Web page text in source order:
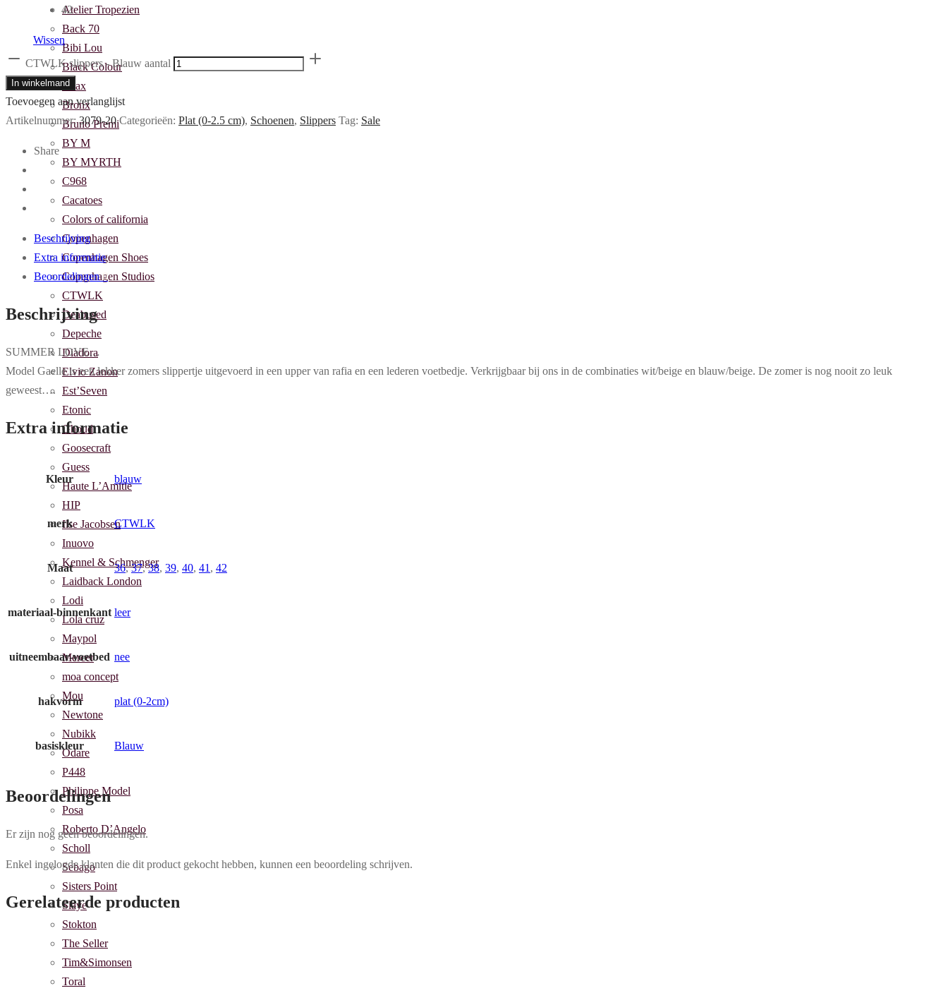
Atelier Tropezien
Back 70
Bibi Lou
Black Colour
Boax
Bronx
Bruno Premi
BY M
BY MYRTH
C968
Cacatoes
Colors of california
Copenhagen
Copenhagen Shoes
Copenhagen Studios
CTWLK
Deabused
Depeche
Diadora
Elvio Zanon
Est’Seven
Etonic
Ghoud
Goosecraft
Guess
Haute L’Amitie
HIP
Ilse Jacobsen
Inuovo
Kennel & Schmenger
Laidback London
Lodi
Lola cruz
Maypol
Mercer
moa concept
Mou
Newtone
Nubikk
Odare
P448
Philippe Model
Posa
Roberto D’Angelo
Scholl
Sebago
Sisters Point
Slaye
Stokton
The Seller
Tim&Simonsen
Toral
42
Wissen
CTWLK slippers - Blauw aantal
In winkelmand
Toevoegen aan verlanglijst
Artikelnummer:3079-20 Categorieën: Plat (0-2.5 cm), Schoenen, Slippers Tag: Sale
Share
Beschrijving
Extra informatie
Beoordelingen0
Beschrijving
SUMMER LOVE…
Model Gaelle is een lekker zomers slippertje uitgevoerd in een upper van rafia en een lederen voetbedje. Verkrijgbaar bij ons in de combinaties wit/beige en blauw/beige. De zomer is nog nooit zo leuk
geweest….
Extra informatie
Kleur blauw
merk CTWLK
Maat 36,37,38, 39, 40, 41 , 42
materiaal-binnenkant leer
uitneembaar-voetbed nee
hakvorm plat (0-2cm)
basiskleur Blauw
Beoordelingen
Er zijn nog geen beoordelingen.
Enkel ingelogde klanten die dit product gekocht hebben, kunnen een beoordeling schrijven.
Gerelateerde producten